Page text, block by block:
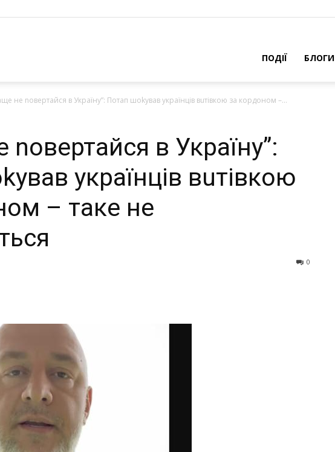
ПОДІЇ БЛОГИ
не nовертайся в Україну”: Потап шоkував українців вuтівкою за кордоном –...
nовертайся в Україну”:
українців вuтівкою
– таке не
0